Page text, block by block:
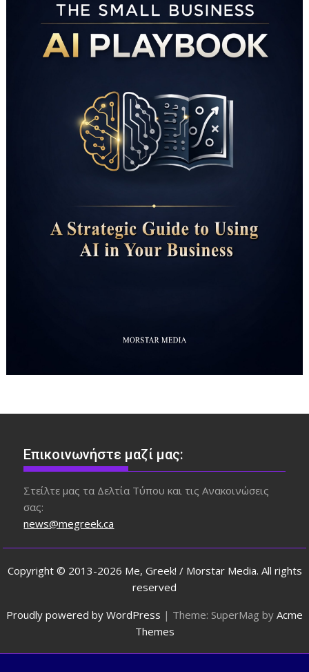
Επικοινωνήστε μαζί μας:
Στείλτε μας τα Δελτία Τύπου και τις Ανακοινώσεις
σας:
news@megreek.ca
Copyright © 2013-2026 Me, Greek! / Morstar Media. All rights
reserved
Proudly powered by WordPress | Theme: SuperMag by Acme
Themes